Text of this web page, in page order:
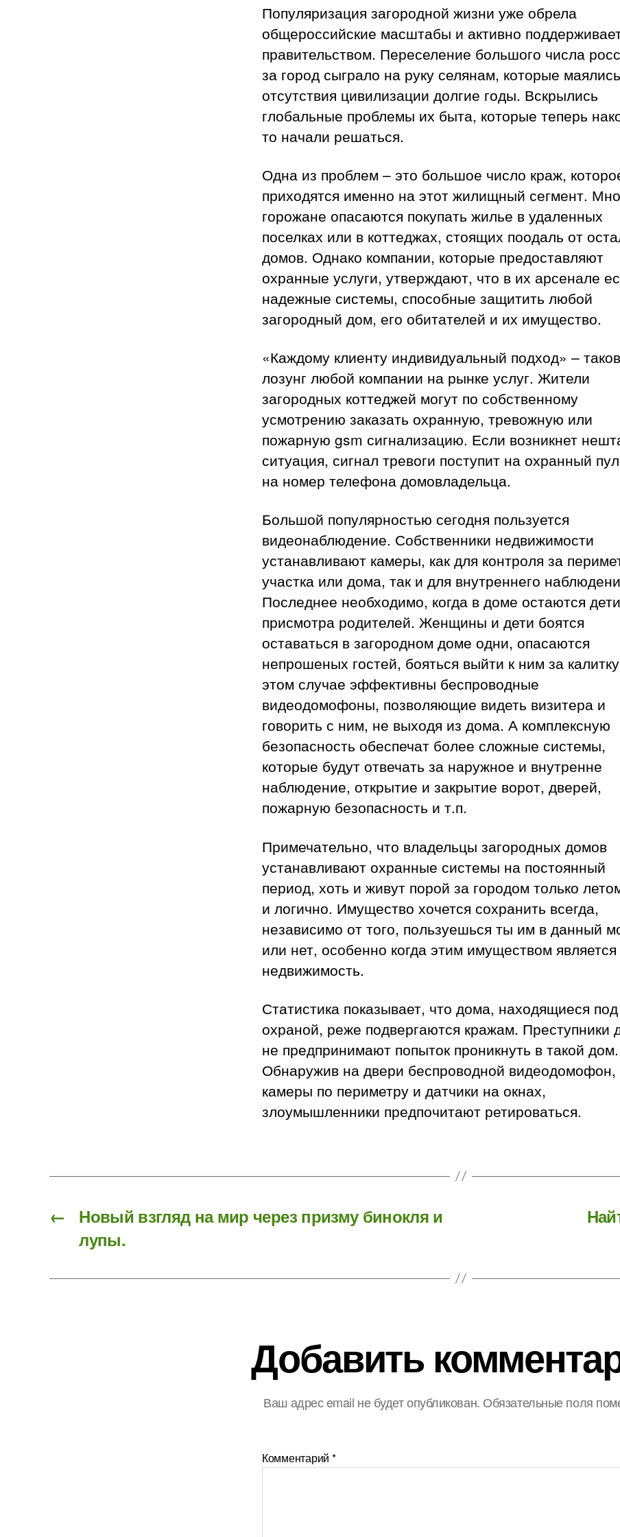
Популяризация загородной жизни уже обрела
общероссийские масштабы и активно
правительством. Переселение большого числа
за город сыграло на руку селянам, которые
отсутствия цивилизации долгие годы. Вскрылись
глобальные проблемы их быта, которые теперь
то начали решаться.
Одна из проблем – это большое число краж,
приходятся именно на этот жилищный сегмент.
горожане опасаются покупать жилье в удаленных
поселках или в коттеджах, стоящих поодаль от
домов. Однако компании, которые предоставляют
охранные услуги, утверждают, что в их арсенале
надежные системы, способные защитить любой
загородный дом, его обитателей и их имущество.
«Каждому клиенту индивидуальный подход» – таков
лозунг любой компании на рынке услуг. Жители
загородных коттеджей могут по собственному
усмотрению заказать охранную, тревожную или
пожарную gsm сигнализацию. Если возникнет
ситуация, сигнал тревоги поступит на охранный
на номер телефона домовладельца.
Большой популярностью сегодня пользуется
видеонаблюдение. Собственники недвижимости
устанавливают камеры, как для контроля за
участка или дома, так и для внутреннего
Последнее необходимо, когда в доме остаются
присмотра родителей. Женщины и дети боятся
оставаться в загородном доме одни, опасаются
непрошеных гостей, бояться выйти к ним за
этом случае эффективны беспроводные
видеодомофоны, позволяющие видеть визитера и
говорить с ним, не выходя из дома. А комплексную
безопасность обеспечат более сложные системы,
которые будут отвечать за наружное и внутренне
наблюдение, открытие и закрытие ворот, дверей,
пожарную безопасность и т.п.
Примечательно, что владельцы загородных домов
устанавливают охранные системы на постоянный
период, хоть и живут порой за городом только
и логично. Имущество хочется сохранить всегда,
независимо от того, пользуешься ты им в данный
или нет, особенно когда этим имуществом
недвижимость.
Статистика показывает, что дома, находящиеся под
охраной, реже подвергаются кражам. Преступники
не предпринимают попыток проникнуть в такой дом.
Обнаружив на двери беспроводной видеодомофон,
камеры по периметру и датчики на окнах,
злоумышленники предпочитают ретироваться.
←
Новый взгляд на мир через призму бинокля и
лупы.
Добавить
Ваш адрес email не будет опубликован. Обязательные поля
Комментарий *